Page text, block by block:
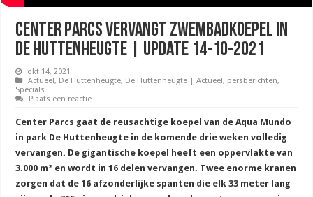
Center Parcs vervangt zwembadkoepel in
De Huttenheugte | Update 14-10-2021
okt 14, 2021
Actueel, De Huttenheugte, De Huttenheugte | Actueel, persberichten,
Specials
Plaats een reactie
Center Parcs gaat de reusachtige koepel van de Aqua Mundo
in park De Huttenheugte in de komende drie weken volledig
vervangen. De gigantische koepel heeft een oppervlakte van
3.000 m² en wordt in 16 delen vervangen. Twee enorme kranen
zorgen dat de 16 afzonderlijke spanten die elk 33 meter lang